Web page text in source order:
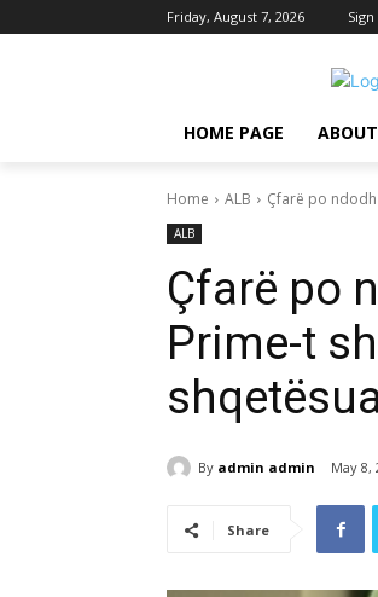
Friday, August 7, 2026
HOME PAGE
Home ALB Çfarë po
ALB
Çfarë po
Prime-t
By admin admin May 8,
Share